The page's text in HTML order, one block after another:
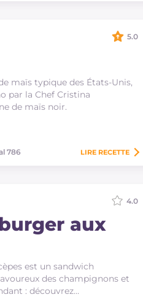
maïs typique des États-Unis,
par la Chef Cristina
de maïs noir.
5.0
786 LIRE RECETTE
aux
est un sandwich
des champignons et
: découvrez…
4.0